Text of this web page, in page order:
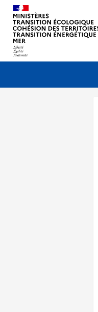
Navigation
Menu principal